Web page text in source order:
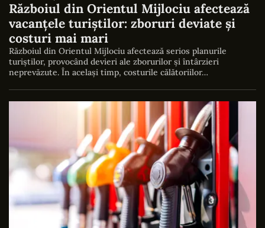
Războiul din Orientul Mijlociu afectează
vacanțele turiștilor: zboruri deviate și
costuri mai mari
Războiul din Orientul Mijlociu afectează serios planurile
turiștilor, provocând devieri ale zborurilor și întârzieri
neprevăzute. În același timp, costurile călătoriilor…